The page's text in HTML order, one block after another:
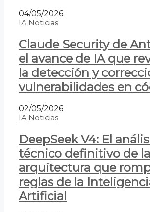
04/05/2026
IA Noticias
Claude Security de
el avance de IA que
la detección y
vulnerabilidades en
02/05/2026
IA Noticias
DeepSeek V4: El
técnico definitivo de la
arquitectura que
reglas de la
Artificial